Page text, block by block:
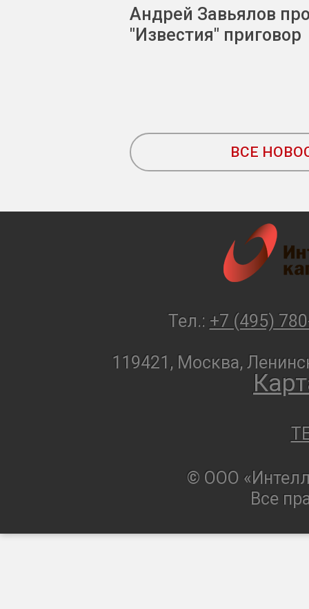
Андрей Завьялов
"Известия" приговор
ВСЕ
Тел.: +7 (495)
119421, Москва,
© ООО
Все